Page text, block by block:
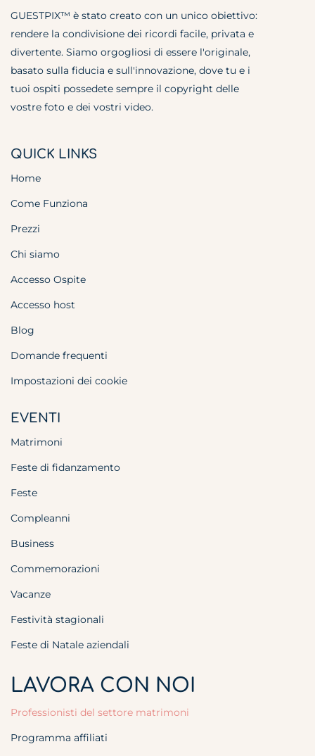
GUESTPIX™ è stato creato con un unico obiettivo:
rendere la condivisione dei ricordi facile, privata e
divertente. Siamo orgogliosi di essere l'originale,
basato sulla fiducia e sull'innovazione, dove tu e i
tuoi ospiti possedete sempre il copyright delle
vostre foto e dei vostri video.
QUICK LINKS
Home
Come Funziona
Prezzi
Chi siamo
Accesso Ospite
Accesso host
Blog
Domande frequenti
Impostazioni dei cookie
EVENTI
Matrimoni
Feste di fidanzamento
Feste
Compleanni
Business
Commemorazioni
Vacanze
Festività stagionali
Feste di Natale aziendali
LAVORA CON NOI
Professionisti del settore matrimoni
Programma affiliati